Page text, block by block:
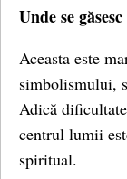
Unde se
Aceasta este
simbolismului,
Adică
centrul lumii
spiritual.